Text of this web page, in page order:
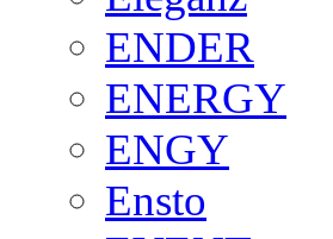
ENDER
ENERGY
ENGY
Ensto